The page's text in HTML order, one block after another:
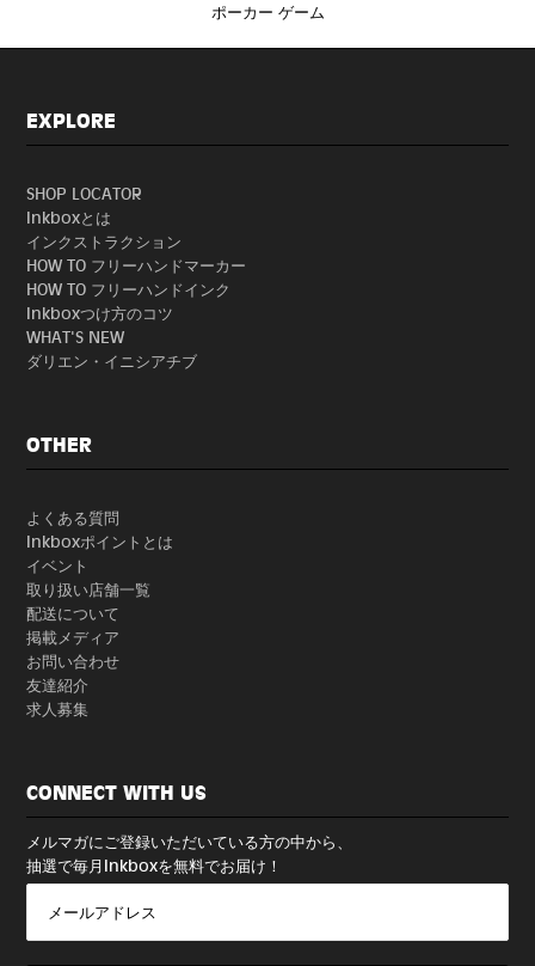
ポーカー ゲーム
EXPLORE
SHOP LOCATOR
Inkboxとは
インクストラクション
HOW TO フリーハンドマーカー
HOW TO フリーハンドインク
Inkboxつけ方のコツ
WHAT'S NEW
ダリエン・イニシアチブ
OTHER
よくある質問
Inkboxポイントとは
イベント
取り扱い店舗一覧
配送について
掲載メディア
お問い合わせ
友達紹介
求人募集
CONNECT WITH US
メルマガにご登録いただいている方の中から、
抽選で毎月Inkboxを無料でお届け！